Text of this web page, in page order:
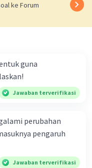
ke Forum
guna
Jawaban terverifikasi
perubahan
pengaruh
Jawaban terverifikasi